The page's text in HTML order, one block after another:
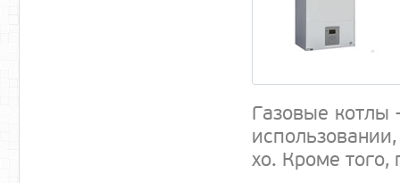
Га­зовые кот­лы
хо. Кро­ме то­го,